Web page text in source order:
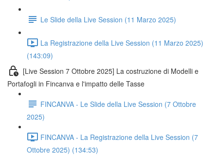
Le Slide della Live Session (11 Marzo 2025)
La Registrazione della Live Session (11 Marzo 2025)
(143:09)
[Live Session 7 Ottobre 2025] La costruzione di Modelli e
Portafogli in Fincanva e l'impatto delle Tasse
FINCANVA - Le Slide della Live Session (7 Ottobre
2025)
FINCANVA - La Registrazione della Live Session (7
Ottobre 2025) (134:53)